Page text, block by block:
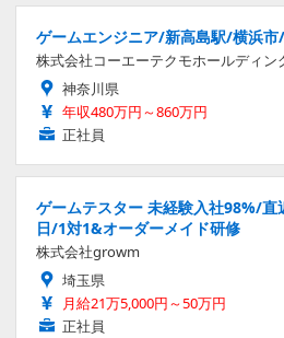
ゲームエンジニア/新高島駅/横浜
株式会社コーエーテクモホールディン
神奈川県
年収480万円～860万円
正社員
ゲームテスター 未経験入社98%/
日/1対1&オーダーメイド研修
株式会社growm
埼玉県
月給21万5,000円～50万円
正社員